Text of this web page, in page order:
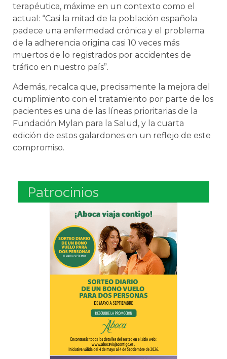
terapéutica, máxime en un contexto como el
actual: “Casi la mitad de la población española
padece una enfermedad crónica y el problema
de la adherencia origina casi 10 veces más
muertos de lo registrados por accidentes de
tráfico en nuestro país”.
Además, recalca que, precisamente la mejora del
cumplimiento con el tratamiento por parte de los
pacientes es una de las líneas prioritarias de la
Fundación Mylan para la Salud, y la cuarta
edición de estos galardones en un reflejo de este
compromiso.
Patrocinios